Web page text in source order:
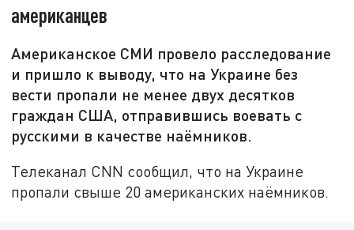
американцев
Американское СМИ провело расследование
и пришло к выводу, что на Украине без
вести пропали не менее двух десятков
граждан США, отправившись воевать с
русскими в качестве наёмников.
Телеканал CNN сообщил, что на Украине
пропали свыше 20 американских наёмников.